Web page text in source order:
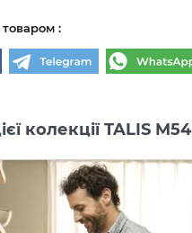
товаром :
колекції TALIS M54